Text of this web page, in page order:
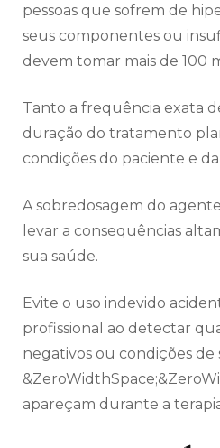
pessoas que sofrem de
seus componentes ou
devem tomar mais de 100
Tanto a frequência exata
duração do tratamento
condições do paciente e
A sobredosagem do
levar a consequências
sua saúde.
Evite o uso indevido
profissional ao detectar
negativos ou condições
apareçam durante a